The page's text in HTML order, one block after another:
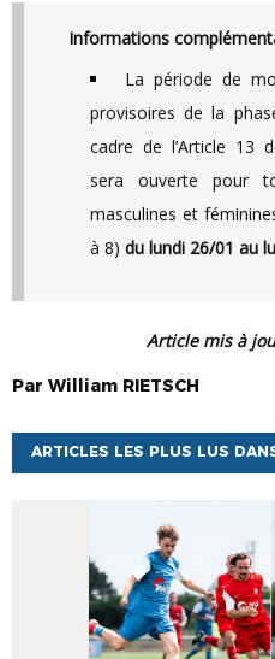
Informations
La période de
provisoires de la
cadre de l’Article 13
sera ouverte pour
masculines et
à 8) du lundi 26/01 au
Article mis à
Par William RIETSCH
ARTICLES LES PLUS LUS